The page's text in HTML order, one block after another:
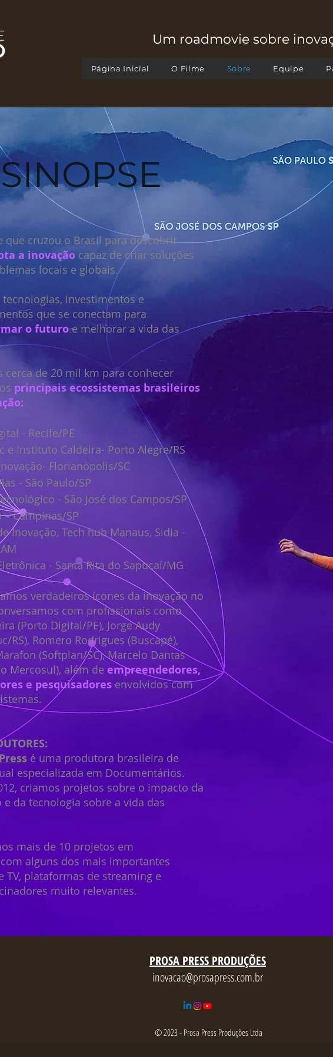
Um roadmovie sobre
Página Inicial O Filme Sobre Equipe
SINOPSE
que cruzou o Brasil para descobrir
a inovação capaz de criar soluções
locais e globais.
tecnologias, investimentos e
que se conectam para
o futuroe melhorar a vida das
cerca de 20 mil km para conhecer
principais ecossistemas brasileiros
- Recife/PE
e Instituto Caldeira- Porto Alegre/RS
Florianópolis/SC
- São Paulo/SP
- São José dos Campos/SP
Campinas/SP
Inovação, Tech hub Manaus, Sidia -
- Santa Rita do Sapucaí/MG
verdadeiros ícones da inovação no
com profissionais como
(Porto Digital/PE), Jorge Audy
RS), Romero Rodrigues (Buscapé),
(Softplan/SC), Marcelo Dantas
Mercosul), além de empreendedores,
e pesquisadores envolvidos com
é uma produtora brasileira de
especializada em Documentários.
criamos projetos sobre o impacto da
e da tecnologia sobre a vida das
mais de 10 projetos em
alguns dos mais importantes
TV, plataformas de streaming e
muito relevantes.
PROSA PRESS PRODUÇÕES
inovacao@prosapress.com.br
© 2023 - Prosa Press Produções Ltda